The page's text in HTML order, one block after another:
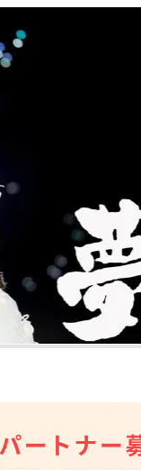
CAMPFIRE for
CAMPFIREふるさと